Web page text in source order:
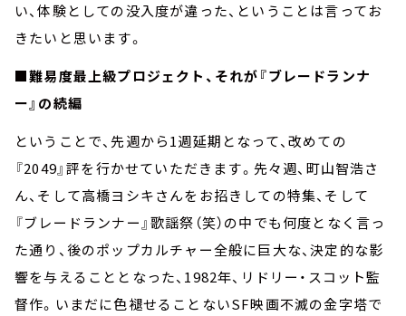
い、体験としての没入度が違った、ということは言ってお
きたいと思います。
■難易度最上級プロジェクト、それが『ブレードランナ
ー』の続編
ということで、先週から1週延期となって、改めての
『2049』評を行かせていただきます。先々週、町山智浩さ
ん、そして高橋ヨシキさんをお招きしての特集、そして
『ブレードランナー』歌謡祭（笑）の中でも何度となく言っ
た通り、後のポップカルチャー全般に巨大な、決定的な影
響を与えることとなった、1982年、リドリー・スコット監
督作。いまだに色褪せることないSF映画不滅の金字塔で